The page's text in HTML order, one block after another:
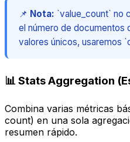
📌 Nota: `value_count` no
el número de documentos
valores únicos, usaremos
📊 Stats Aggregation
Combina varias métricas
count) en una sola
resumen rápido.